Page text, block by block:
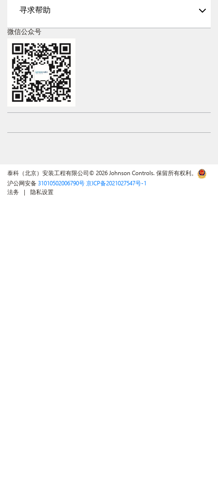
寻求帮助
微信公众号
泰科（北京）安装工程有限公司© 2026 Johnson Controls. 保留所有权利。
沪公网安备31010502006790号京ICP备2021027547号-1
法务
隐私设置